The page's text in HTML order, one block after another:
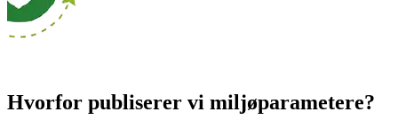
Hvorfor publiserer vi miljøparametere?